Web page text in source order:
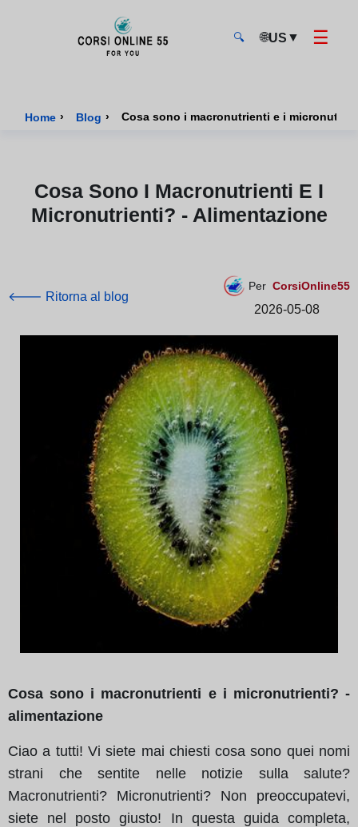
🔍 🌐US ▼ ☰
Home › Blog › Cosa sono i macronutrienti e i
Cosa Sono I Macronutrienti E I
Micronutrienti? - Alimentazione
🡐 Ritorna al blog
Per CorsiOnline55
2026-05-08
Cosa sono i macronutrienti e i micronutrienti? -
alimentazione
Ciao a tutti! Vi siete mai chiesti cosa sono quei nomi
strani che sentite nelle notizie sulla salute?
Macronutrienti? Micronutrienti? Non preoccupatevi,
siete nel posto giusto! In questa guida completa,